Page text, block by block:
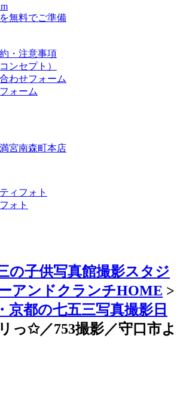
無料でご準備
・注意事項
ンセプト）
わせフォーム
ォーム
宮南森町本店
ィフォト
ォト
の子供写真館撮影スタジ
アンドクランチHOME >
京都の七五三写真撮影日
っ✩／753撮影／守口市よ